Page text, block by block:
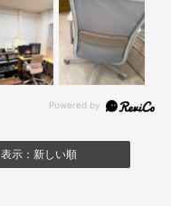
表示：新しい順